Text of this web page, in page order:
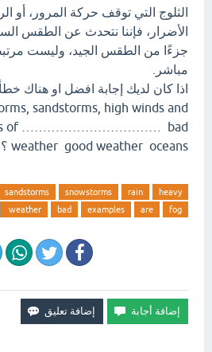
الثلوج التي توقف حركة المرور، أو
الأضرار، فإننا نتحدث عن الطقس
جزءًا من الطقس الجيد، وليست
مباشر.
اذا كان لديك إجابة افضل او هناك
sandstorms, high winds and
of …………………………… bad
weather good weather oceans ؟ اترك تعليق فورآ.
heavy
rain
snowstorms
sandstorms
fog
are
examples
bad
weather